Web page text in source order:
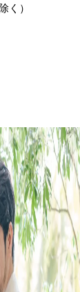
く）